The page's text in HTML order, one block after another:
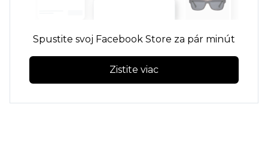
Spustite svoj Facebook Store za pár minút
Zistite viac